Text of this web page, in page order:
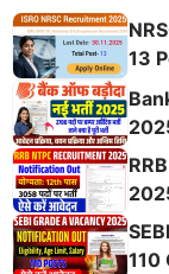
13
पूरी
तिथि
करें
110